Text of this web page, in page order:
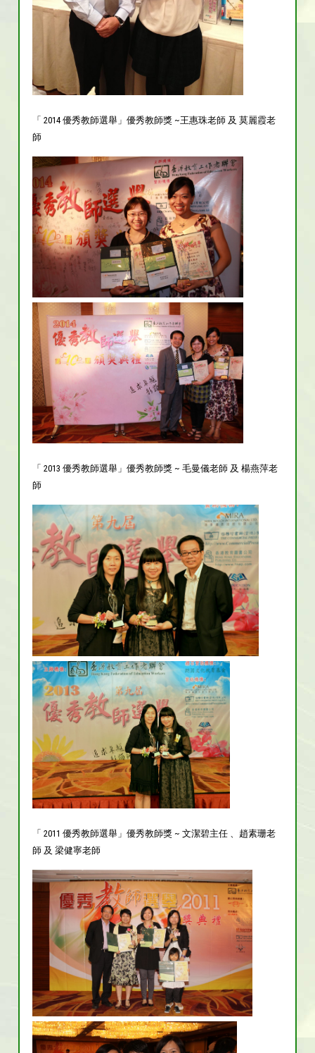
「 2014 優秀教師選舉」優秀教師獎 ~王惠珠老師 及 莫麗霞老
師
「 2013 優秀教師選舉」優秀教師獎 ~ 毛曼儀老師 及 楊燕萍老
師
「 2011 優秀教師選舉」優秀教師獎 ~ 文潔碧主任 、趙素珊老
師 及 梁健寧老師